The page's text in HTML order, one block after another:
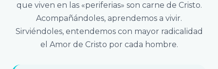
que viven en las «periferias» son carne de Cristo.
Acompañándoles, aprendemos a vivir.
Sirviéndoles, entendemos con mayor radicalidad
el Amor de Cristo por cada hombre.